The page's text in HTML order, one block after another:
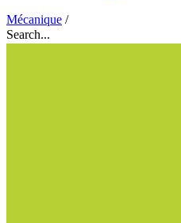
Mécanique /
Search...